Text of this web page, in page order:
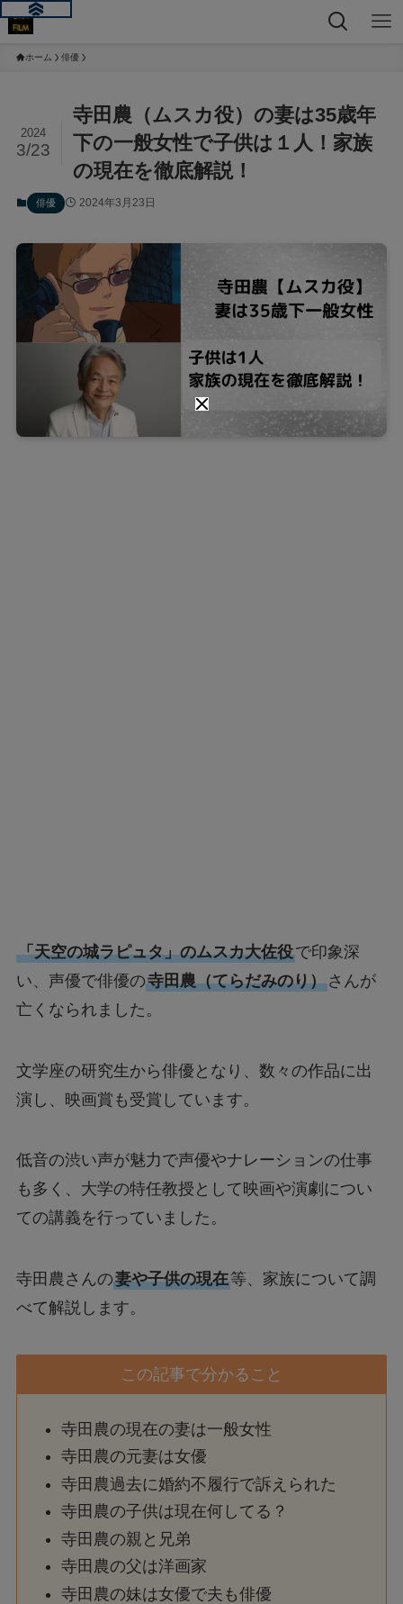
ホーム 俳優
寺田農（ムスカ役）の妻は35歳年
下の一般女性で子供は１人！家族
の現在を徹底解説！
2024
3/23
俳優 2024年3月23日
「天空の城ラピュタ」のムスカ大佐役で印象深
い、声優で俳優の寺田農（てらだみのり）さんが
亡くなられました。
文学座の研究生から俳優となり、数々の作品に出
演し、映画賞も受賞しています。
低音の渋い声が魅力で声優やナレーションの仕事
も多く、大学の特任教授として映画や演劇につい
ての講義を行っていました。
寺田農さんの妻や子供の現在等、家族について調
べて解説します。
この記事で分かること
寺田農の現在の妻は一般女性
寺田農の元妻は女優
寺田農過去に婚約不履行で訴えられた
寺田農の子供は現在何してる？
寺田農の親と兄弟
寺田農の父は洋画家
寺田農の妹は女優で夫も俳優